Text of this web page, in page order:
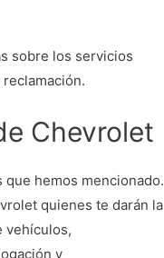
sobre los servicios
Chevrolet
hemos mencionado.
quienes te darán la
vehículos,
y